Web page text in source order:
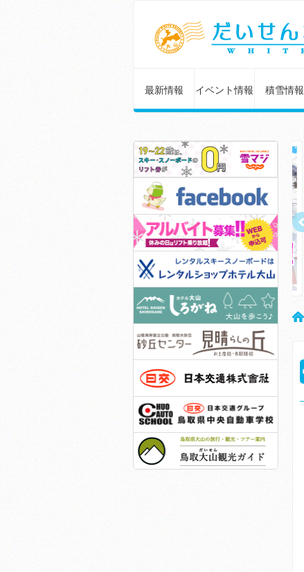
最新情報 イベント情報 積雪情報